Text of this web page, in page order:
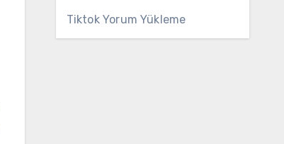
Tiktok Yorum Yükleme